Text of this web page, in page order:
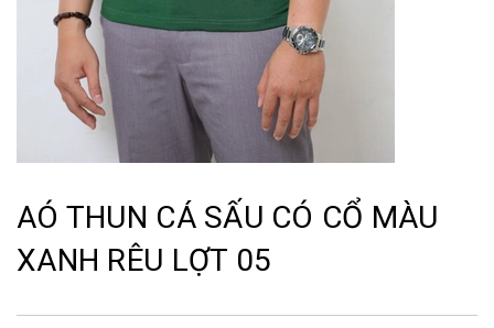
AÓ THUN CÁ SẤU CÓ CỔ MÀU
XANH RÊU LỢT 05